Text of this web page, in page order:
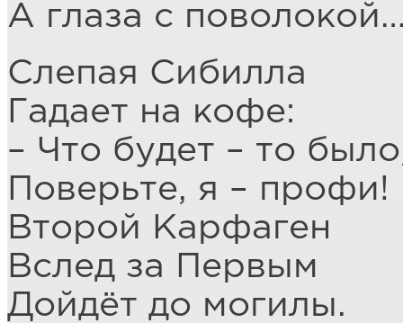
А глаза с
Слепая Сибилла
Гадает на кофе:
– Что будет – то
Поверьте, я – профи!
Второй Карфаген
Вслед за Первым
Дойдёт до могилы.